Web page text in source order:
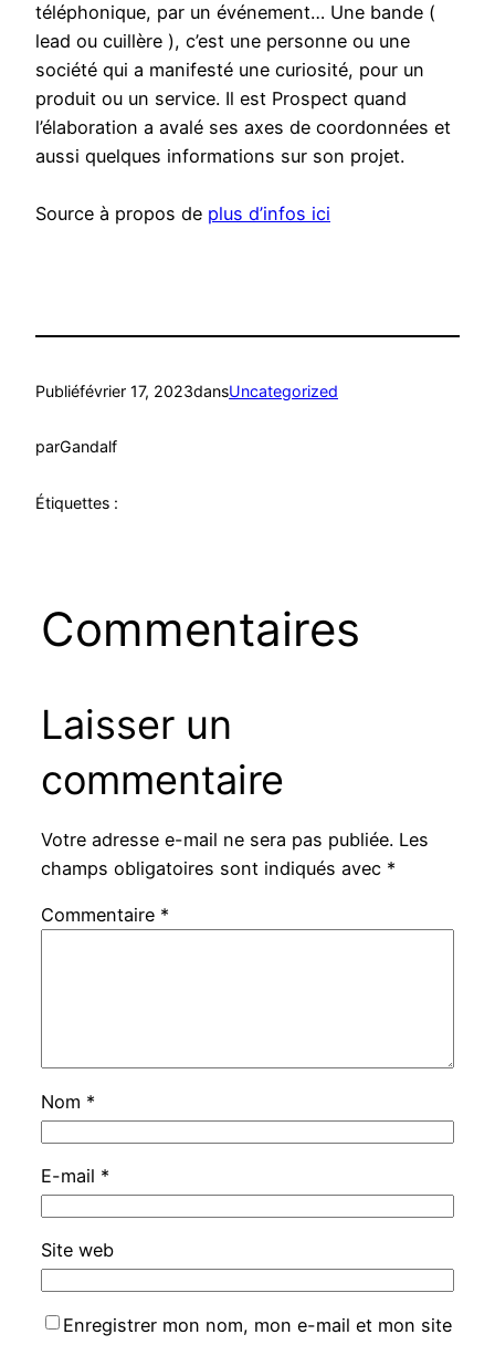
téléphonique, par un événement… Une bande (
lead ou cuillère ), c’est une personne ou une
société qui a manifesté une curiosité, pour un
produit ou un service. Il est Prospect quand
l’élaboration a avalé ses axes de coordonnées et
aussi quelques informations sur son projet.
Source à propos de plus d’infos ici
Publiéfévrier 17, 2023dansUncategorized
parGandalf
Étiquettes :
Commentaires
Laisser un
commentaire
Votre adresse e-mail ne sera pas publiée. Les
champs obligatoires sont indiqués avec *
Commentaire *
Nom *
E-mail *
Site web
Enregistrer mon nom, mon e-mail et mon site